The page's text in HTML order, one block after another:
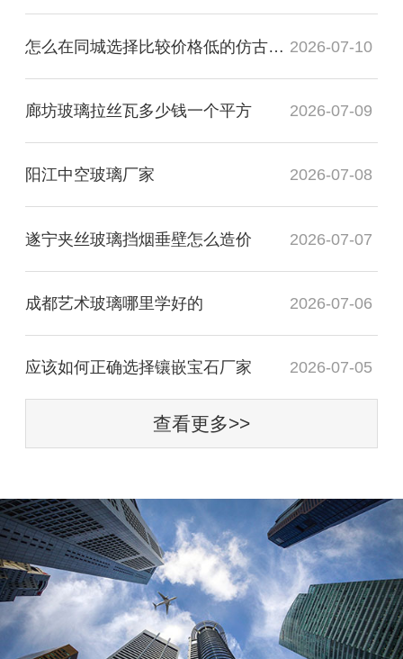
怎么在同城选择比较价格低的仿古镜厂家 2026-07-10
廊坊玻璃拉丝瓦多少钱一个平方 2026-07-09
阳江中空玻璃厂家 2026-07-08
遂宁夹丝玻璃挡烟垂壁怎么造价 2026-07-07
成都艺术玻璃哪里学好的 2026-07-06
应该如何正确选择镶嵌宝石厂家 2026-07-05
查看更多>>